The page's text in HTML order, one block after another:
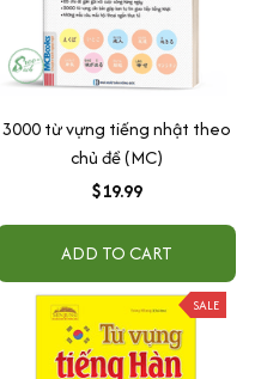
3000 từ vựng tiếng nhật theo
chủ đề (MC)
$19.99
ADD TO CART
SALE